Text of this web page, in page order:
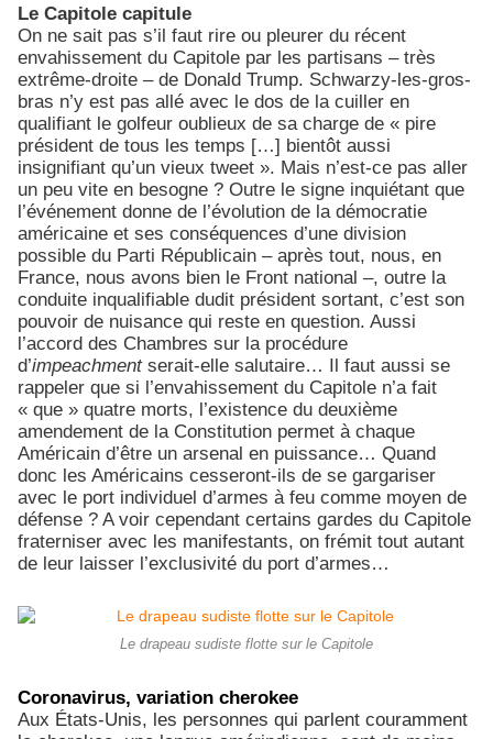
Le Capitole capitule
On ne sait pas s’il faut rire ou pleurer du récent
envahissement du Capitole par les partisans – très
extrême-droite – de Donald Trump. Schwarzy-les-gros-
bras n’y est pas allé avec le dos de la cuiller en
qualifiant le golfeur oublieux de sa charge de « pire
président de tous les temps […] bientôt aussi
insignifiant qu’un vieux tweet ». Mais n’est-ce pas aller
un peu vite en besogne ? Outre le signe inquiétant que
l’événement donne de l’évolution de la démocratie
américaine et ses conséquences d’une division
possible du Parti Républicain – après tout, nous, en
France, nous avons bien le Front national –, outre la
conduite inqualifiable dudit président sortant, c’est son
pouvoir de nuisance qui reste en question. Aussi
l’accord des Chambres sur la procédure
d’impeachmentserait-elle salutaire… Il faut aussi se
rappeler que si l’envahissement du Capitole n’a fait
« que » quatre morts, l’existence du deuxième
amendement de la Constitution permet à chaque
Américain d’être un arsenal en puissance… Quand
donc les Américains cesseront-ils de se gargariser
avec le port individuel d’armes à feu comme moyen de
défense ? A voir cependant certains gardes du Capitole
fraterniser avec les manifestants, on frémit tout autant
de leur laisser l’exclusivité du port d’armes…
Le drapeau sudiste flotte sur le Capitole
Coronavirus, variation cherokee
Aux États-Unis, les personnes qui parlent couramment